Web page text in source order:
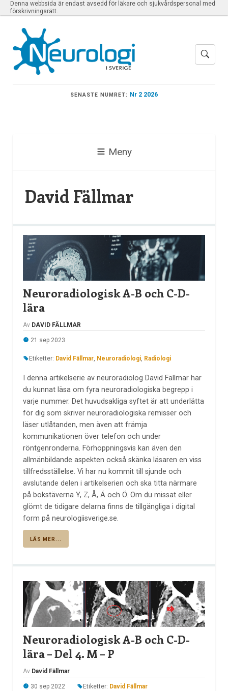
Denna webbsida är endast avsedd för läkare och sjukvårdspersonal med
förskrivningsrätt.
SENASTE NUMRET: Nr 2 2026
Meny
David Fällmar
Neuroradiologisk A-B och C-D-
lära
Av DAVID FÄLLMAR
21 sep 2023
Etiketter: David Fällmar, Neuroradiologi, Radiologi
I denna artikelserie av neuroradiolog David Fällmar har
du kunnat läsa om fyra neuroradiologiska begrepp i
varje nummer. Det huvudsakliga syftet är att underlätta
för dig som skriver neuroradiologiska remisser och
läser utlåtanden, men även att främja
kommunikationen över telefon och under
röntgenronderna. Förhoppningsvis kan även den
allmänbildande aspekten också skänka läsaren en viss
tillfredsställelse. Vi har nu kommit till sjunde och
avslutande delen i artikelserien och ska titta närmare
på bokstäverna Y, Z, Å, Ä och Ö. Om du missat eller
glömt de tidigare delarna finns de tillgängliga i digital
form på neurologiisverige.se.
LÄS MER...
Neuroradiologisk A-B och C-D-
lära – Del 4. M – P
Av David Fällmar
30 sep 2022 Etiketter: David Fällmar